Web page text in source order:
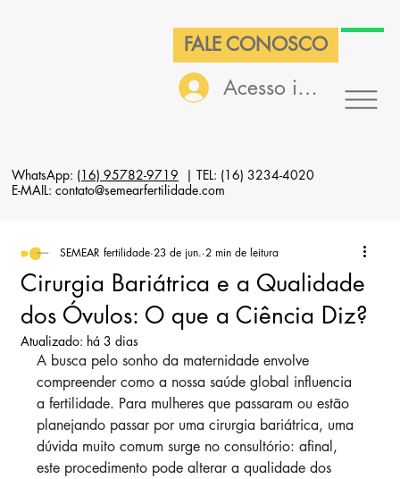
FALE CONOSCO
Acesso interno
WhatsApp: (16) 95782-9719 | TEL: (16) 3234-4020
E-MAIL: contato@semearfertilidade.com
Cirurgia Bariátrica e a Qualidade
dos Óvulos: O que a Ciência Diz?
SEMEAR fertilidade 23 de jun. 2 min de leitura
Atualizado: há 3 dias
A busca pelo sonho da maternidade envolve
compreender como a nossa saúde global influencia
a fertilidade. Para mulheres que passaram ou estão
planejando passar por uma cirurgia bariátrica, uma
dúvida muito comum surge no consultório: afinal,
este procedimento pode alterar a qualidade dos